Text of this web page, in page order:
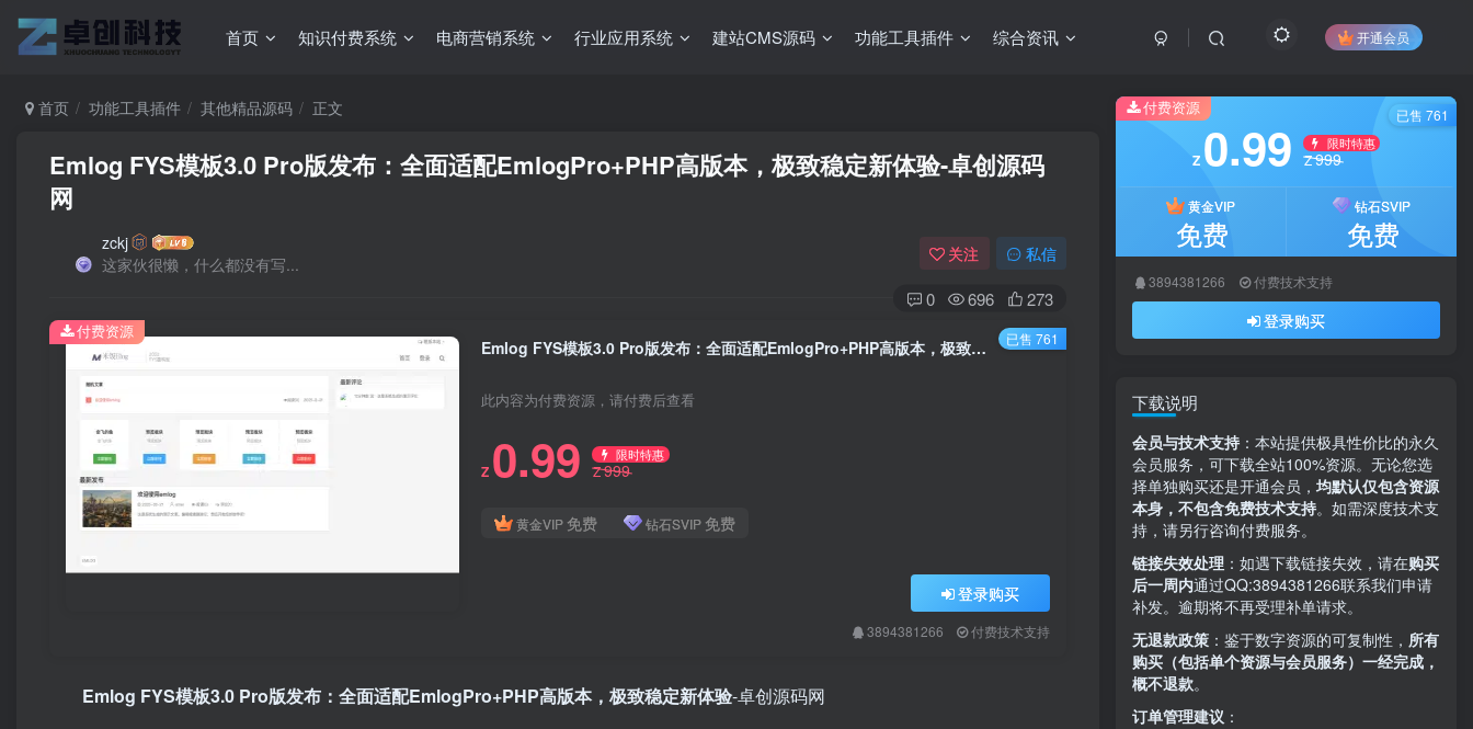
首页 知识付费系统 电商营销系统 行业应用系统 建站CMS源码 功能工具插件 综合资讯 开通会员
首页 功能工具插件 其他精品源码 正文
Emlog FYS模板3.0 Pro版发布：全面适配EmlogPro+PHP高版本，极致稳定新体验-卓创源码
网
zckj
这家伙很懒，什么都没有写...
关注 私信
0 696 273
Emlog FYS模板3.0 Pro版发布：全面适配EmlogPro+PHP高版本，极致稳定新体验-卓创源码网
此内容为付费资源，请付费后查看
Z 0.99 限时特惠
Z999
黄金VIP 免费 钻石SVIP 免费
登录购买
3894381266 付费技术支持
付费资源 已售 761
Emlog FYS模板3.0 Pro版发布：全面适配EmlogPro+PHP高版本，极致稳定新体验-卓创源码网
付费资源
Z 0.99 限时特惠
Z999
黄金VIP
免费
钻石SVIP
免费
3894381266 付费技术支持
登录购买
已售 761
下载说明
会员与技术支持 ：本站提供极具性价比的永久
会员服务，可下载全站100%资源。无论您选
择单独购买还是开通会员， 均默认仅包含资源
本身，不包含免费技术支持。如需深度技术支
持，请另行咨询付费服务。
链接失效处理 ：如遇下载链接失效，请在购买
后一周内通过QQ:3894381266联系我们申请
补发。逾期将不再受理补单请求。
无退款政策 ：鉴于数字资源的可复制性， 所有
购买（包括单个资源与会员服务）一经完成，
概不退款。
订单管理建议 ：